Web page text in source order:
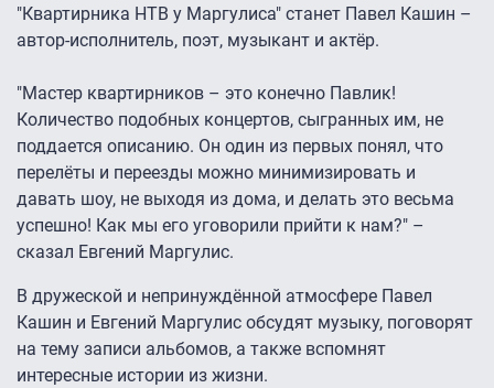
"Квартирника НТВ у Маргулиса" станет Павел Кашин –
автор-исполнитель, поэт, музыкант и актёр.
"Мастер квартирников – это конечно Павлик!
Количество подобных концертов, сыгранных им, не
поддается описанию. Он один из первых понял, что
перелёты и переезды можно минимизировать и
давать шоу, не выходя из дома, и делать это весьма
успешно! Как мы его уговорили прийти к нам?" –
сказал Евгений Маргулис.
В дружеской и непринуждённой атмосфере Павел
Кашин и Евгений Маргулис обсудят музыку, поговорят
на тему записи альбомов, а также вспомнят
интересные истории из жизни.